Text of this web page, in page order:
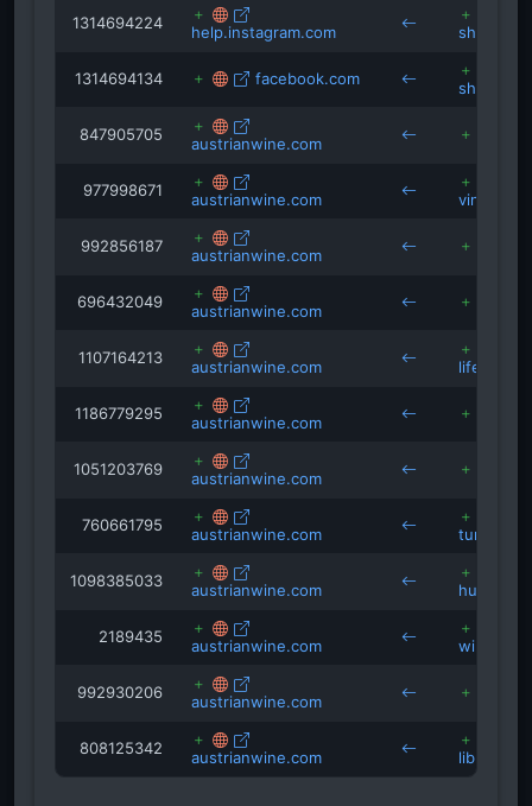
1314694224 help.instagram.com
1314694134 facebook.com
847905705 austrianwine.com
977998671 austrianwine.com
992856187 austrianwine.com
696432049 austrianwine.com
1107164213 austrianwine.com
1186779295 austrianwine.com
1051203769 austrianwine.com
760661795 austrianwine.com
1098385033 austrianwine.com
2189435 austrianwine.com
992930206 austrianwine.com
808125342 austrianwine.com